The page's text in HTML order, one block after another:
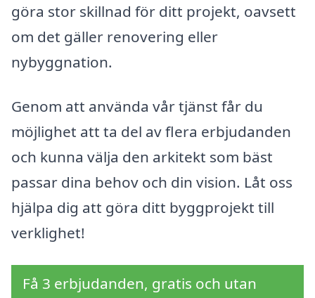
göra stor skillnad för ditt projekt, oavsett
om det gäller renovering eller
nybyggnation.
Genom att använda vår tjänst får du
möjlighet att ta del av flera erbjudanden
och kunna välja den arkitekt som bäst
passar dina behov och din vision. Låt oss
hjälpa dig att göra ditt byggprojekt till
verklighet!
Få 3 erbjudanden, gratis och utan